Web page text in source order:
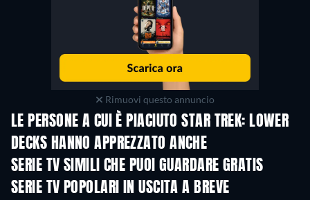
Rimuovi questo annuncio
LE PERSONE A CUI È PIACIUTO STAR TREK: LOWER
DECKS HANNO APPREZZATO ANCHE
TV TV
SERIE TV SIMILI CHE PUOI GUARDARE GRATIS
TV
SERIE TV POPOLARI IN USCITA A BREVE
TV TV